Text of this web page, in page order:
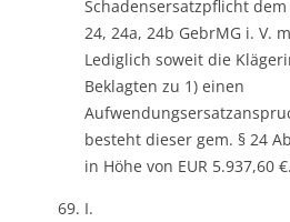
Schadensersatzpflicht
24, 24a, 24b GebrMG i. V.
Lediglich soweit die
Beklagten zu 1) einen
besteht dieser gem. § 24
in Höhe von EUR 5.937,60 €.
I.